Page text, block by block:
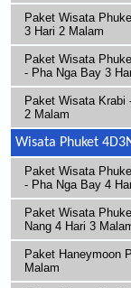
Paket Wisata
3 Hari 2 Malam
Paket Wisata
- Pha Nga Bay 3
Paket Wisata Krabi
2 Malam
Wisata Phuket
Paket Wisata
- Pha Nga Bay 4
Paket Wisata
Nang 4 Hari 3
Paket Haneymoon
Malam